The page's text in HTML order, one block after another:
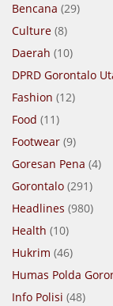
Bencana (29)
Culture (8)
Daerah (10)
DPRD Gorontalo
Fashion (12)
Food (11)
Footwear (9)
Goresan Pena (4)
Gorontalo (291)
Headlines (980)
Health (10)
Hukrim (46)
Humas Polda
Info Polisi (48)